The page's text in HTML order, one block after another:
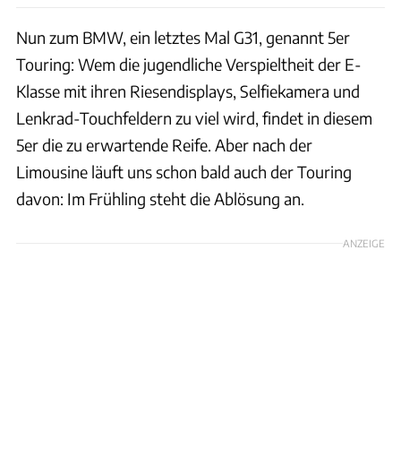
Nun zum BMW, ein letztes Mal G31, genannt 5er
Touring: Wem die jugendliche Verspieltheit der E-
Klasse mit ihren Riesendisplays, Selfiekamera und
Lenkrad-Touchfeldern zu viel wird, findet in diesem
5er die zu erwartende Reife. Aber nach der
Limousine läuft uns schon bald auch der Touring
davon: Im Frühling steht die Ablösung an.
ANZEIGE